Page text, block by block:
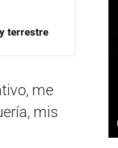
terrestre
me
mis